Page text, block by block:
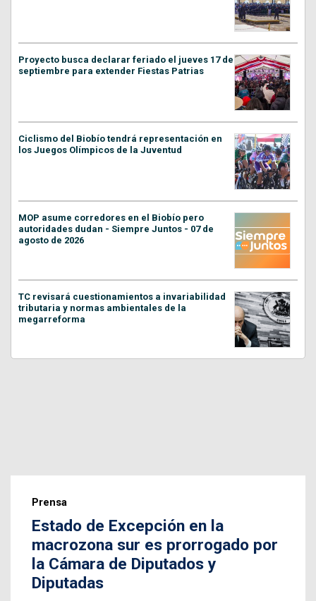
Proyecto busca declarar feriado el jueves 17 de
septiembre para extender Fiestas Patrias
Ciclismo del Biobío tendrá representación en
los Juegos Olímpicos de la Juventud
MOP asume corredores en el Biobío pero
autoridades dudan - Siempre Juntos - 07 de
agosto de 2026
TC revisará cuestionamientos a invariabilidad
tributaria y normas ambientales de la
megarreforma
Prensa
Estado de Excepción en la
macrozona sur es prorrogado por
la Cámara de Diputados y
Diputadas